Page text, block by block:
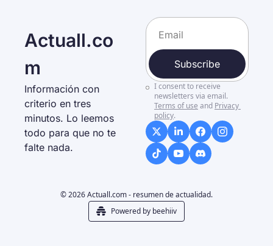
Actuall.co
m
Información con
criterio en tres
minutos. Lo leemos
todo para que no te
falte nada.
Subscribe
I consent to receive
newsletters via email.
Terms of use and Privacy
policy.
© 2026 Actuall.com - resumen de actualidad.
Powered by beehiiv